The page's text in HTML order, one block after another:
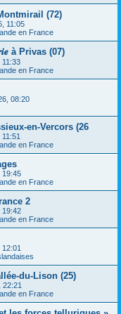
(72)
11:05
en France
à Privas (07)
11:33
en France
08:20
en-Vercors (26
en France
19:45
en France
2
19:42
en France
du-Lison (25)
22:21
en France